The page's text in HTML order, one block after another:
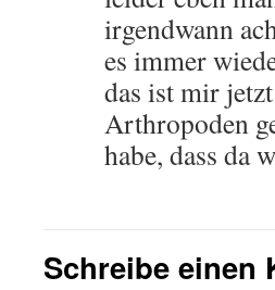
irgendwann
es immer
das ist mir
Arthropoden
habe, dass da
Schreibe einen